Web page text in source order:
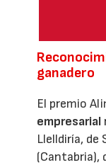
ganadero
El premio
empresarial
Llelldiría, de
(Cantabria),